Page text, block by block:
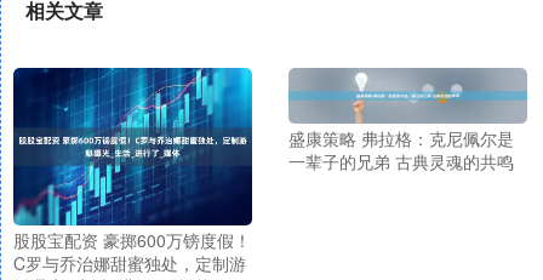
相关文章
股股宝配资 豪掷600万镑度假！
C罗与乔治娜甜蜜独处，定制游
盛康策略 弗拉格：克尼佩尔是
一辈子的兄弟 古典灵魂的共鸣